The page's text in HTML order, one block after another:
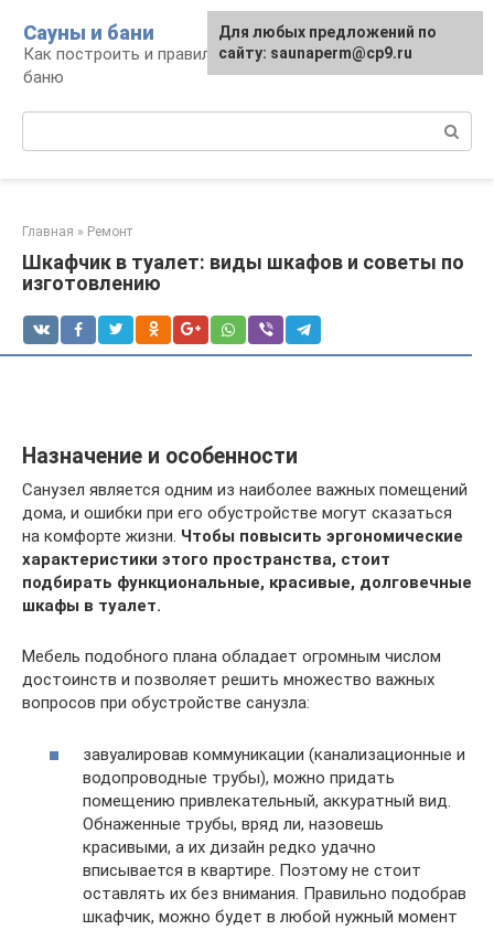
контенту
Сауны и бани
Как построить и правильно использовать
баню
Главная » Ремонт
Шкафчик в туалет: виды шкафов и советы по
изготовлению
Назначение и особенности
Санузел является одним из наиболее важных помещений
дома, и ошибки при его обустройстве могут сказаться
на комфорте жизни. Чтобы повысить эргономические
характеристики этого пространства, стоит
подбирать функциональные, красивые, долговечные
шкафы в туалет.
Мебель подобного плана обладает огромным числом
достоинств и позволяет решить множество важных
вопросов при обустройстве санузла:
завуалировав коммуникации (канализационные и
водопроводные трубы), можно придать
помещению привлекательный, аккуратный вид.
Обнаженные трубы, вряд ли, назовешь
красивыми, а их дизайн редко удачно
вписывается в квартире. Поэтому не стоит
оставлять их без внимания. Правильно подобрав
шкафчик, можно будет в любой нужный момент
Для любых предложений по
сайту: saunaperm@cp9.ru